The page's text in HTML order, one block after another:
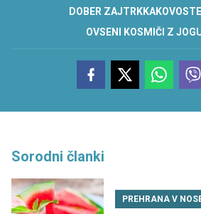
DOBER ZAJTRK
OVSENI KOSMIČI Z
Sorodni članki
PREHRANA V